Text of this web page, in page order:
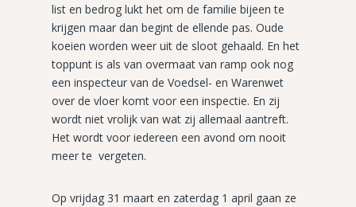
list en bedrog lukt het om de familie bijeen te
krijgen maar dan begint de ellende pas. Oude
koeien worden weer uit de sloot gehaald. En het
toppunt is als van overmaat van ramp ook nog
een inspecteur van de Voedsel- en Warenwet
over de vloer komt voor een inspectie. En zij
wordt niet vrolijk van wat zij allemaal aantreft.
Het wordt voor iedereen een avond om nooit
meer te vergeten.
Op vrijdag 31 maart en zaterdag 1 april gaan ze